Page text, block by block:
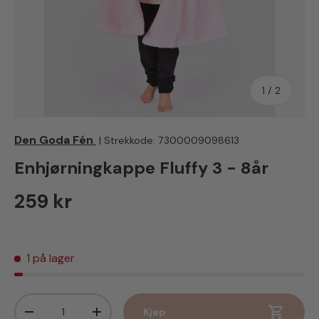
1 / av
2
Den Goda Fén | Strekkode: 7300009098613
Enhjørningkappe Fluffy 3 - 8år
Vanlig pris
259 kr
1 på lager
Kjøp